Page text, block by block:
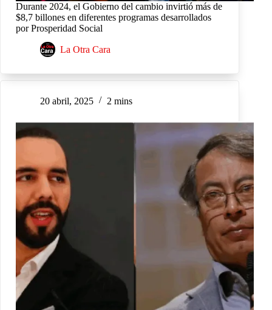
Durante 2024, el Gobierno del cambio invirtió más de
$8,7 billones en diferentes programas desarrollados
por Prosperidad Social
La Otra Cara
20 abril, 2025 2 mins